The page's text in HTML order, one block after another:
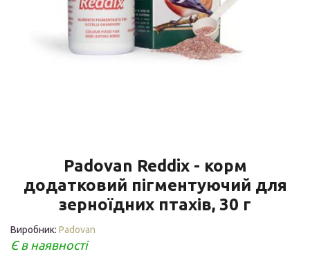
Padovan Reddix - корм
додатковий пігментуючий для
зерноїдних птахів, 30 г
Виробник: Padovan
Є в наявності